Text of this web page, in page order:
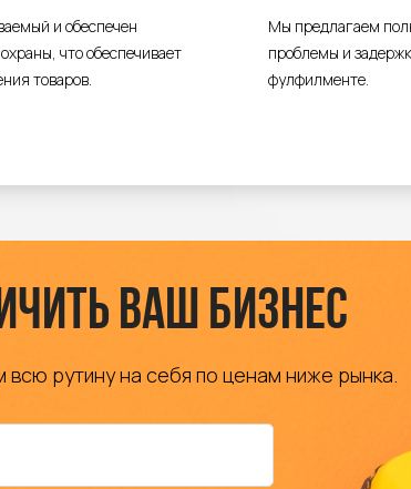
и обеспечен
что обеспечивает
товаров.
Мы предлагаем
проблемы и
фулфилменте.
ваш бизнес
рутину на себя по ценам ниже рынка.